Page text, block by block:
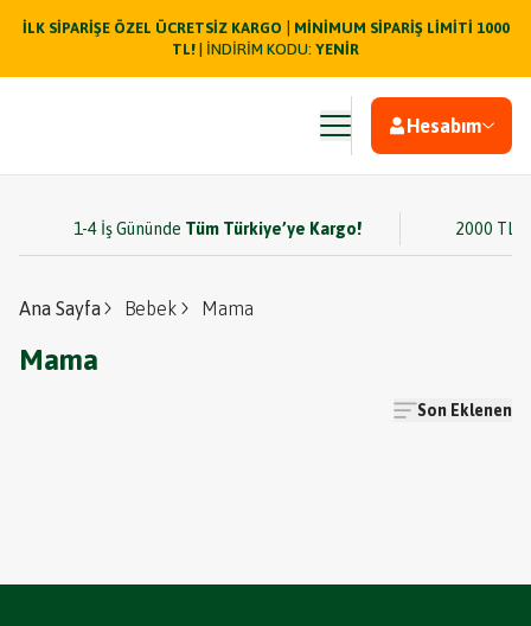
İLK SİPARİŞE ÖZEL ÜCRETSİZ KARGO
MİNİMUM SİPARİŞ LİMİTİ 1000
TL! | İNDİRİM KODU: YENİR
Hesabım
1-4 İş Gününde Tüm Türkiye’ye Kargo! 2000 TL
Ana Sayfa Bebek Mama
Mama
Son Eklenen